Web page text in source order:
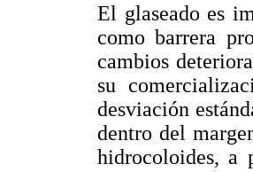
El glaseado es
como barrera
cambios
su
desviación
dentro del
hidrocoloides, a